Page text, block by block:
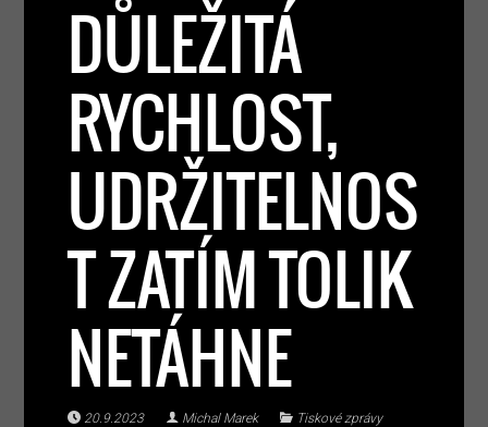
DŮLEŽITÁ
RYCHLOST,
UDRŽITELNOS
T ZATÍM TOLIK
NETÁHNE
20.9.2023 Michal Marek
Tiskové zprávy